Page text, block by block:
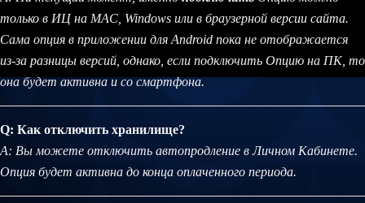
только в ИЦ на MAC, Windows или в браузерной версии сайта.
Сама опция в приложении для Android пока не отображается
из-за разницы версий, однако, если подключить Опцию на ПК, то
она будет активна и со смартфона.
Q: Как отключить хранилище?
A: Вы можете отключить автопродление в Личном Кабинете.
Опция будет активна до конца оплаченного периода.